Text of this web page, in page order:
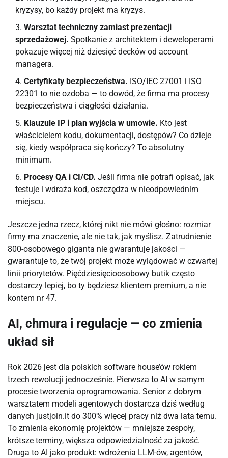
kryzysy, bo każdy projekt ma kryzys.
Warsztat techniczny zamiast prezentacji
sprzedażowej. Spotkanie z architektem i deweloperami
pokazuje więcej niż dziesięć decków od account
managera.
Certyfikaty bezpieczeństwa. ISO/IEC 27001 i ISO
22301 to nie ozdoba — to dowód, że firma ma procesy
bezpieczeństwa i ciągłości działania.
Klauzule IP i plan wyjścia w umowie. Kto jest
właścicielem kodu, dokumentacji, dostępów? Co dzieje
się, kiedy współpraca się kończy? To absolutny
minimum.
Procesy QA i CI/CD. Jeśli firma nie potrafi opisać, jak
testuje i wdraża kod, oszczędza w nieodpowiednim
miejscu.
Jeszcze jedna rzecz, której nikt nie mówi głośno: rozmiar
firmy ma znaczenie, ale nie tak, jak myślisz. Zatrudnienie
800-osobowego giganta nie gwarantuje jakości —
gwarantuje to, że twój projekt może wylądować w czwartej
linii priorytetów. Pięćdziesięcioosobowy butik często
dostarczy lepiej, bo ty będziesz klientem premium, a nie
kontem nr 47.
AI, chmura i regulacje — co zmienia
układ sił
Rok 2026 jest dla polskich software house’ów rokiem
trzech rewolucji jednocześnie. Pierwsza to AI w samym
procesie tworzenia oprogramowania. Senior z dobrym
warsztatem modeli agentowych dostarcza dziś według
danych justjoin.it do 300% więcej pracy niż dwa lata temu.
To zmienia ekonomię projektów — mniejsze zespoły,
krótsze terminy, większa odpowiedzialność za jakość.
Druga to AI jako produkt: wdrożenia LLM-ów, agentów,